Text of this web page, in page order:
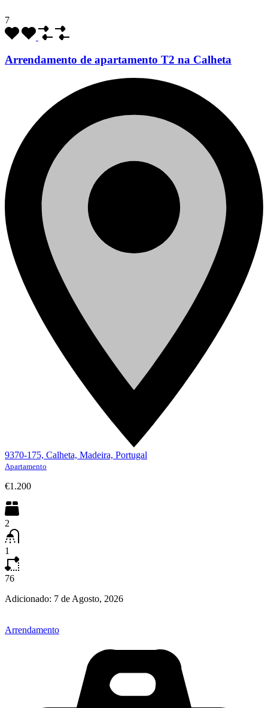
7
Arrendamento de apartamento T2 na Calheta
9370-175, Calheta, Madeira, Portugal
Apartamento
€1.200
2
1
76
Adicionado: 7 de Agosto, 2026
Arrendamento